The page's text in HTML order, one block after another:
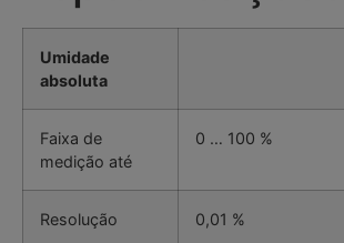
Umidade
absoluta
Faixa de
medição até
0 … 100 %
Resolução 0,01 %